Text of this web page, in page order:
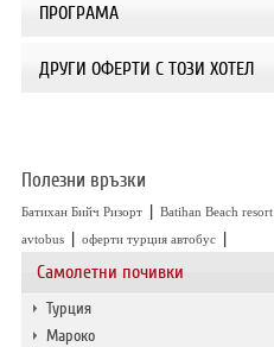
Самолетни почивки
Турция
Мароко
ПРОГРАМА
ДРУГИ ОФЕРТИ С ТОЗИ ХОТЕЛ
Полезни връзки
Батихан Бийч Ризорт | Batihan Beach resort
avtobus | оферти турция автобус |